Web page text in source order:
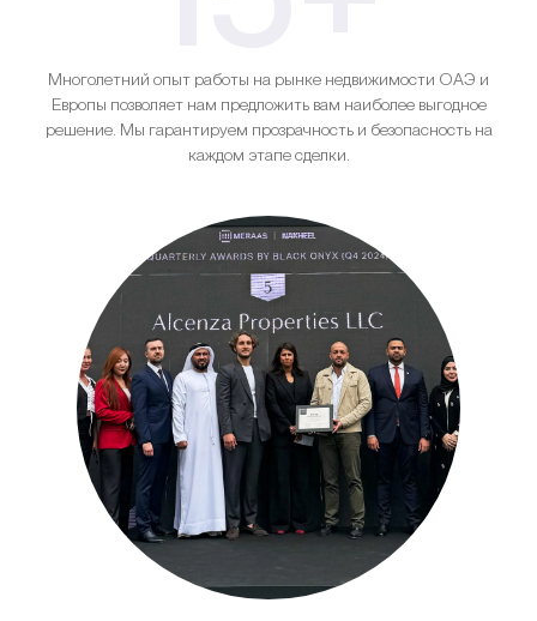
Многолетний опыт работы на рынке недвижимости ОАЭ и
Европы позволяет нам предложить вам наиболее выгодное
решение. Мы гарантируем прозрачность и безопасность на
каждом этапе сделки.